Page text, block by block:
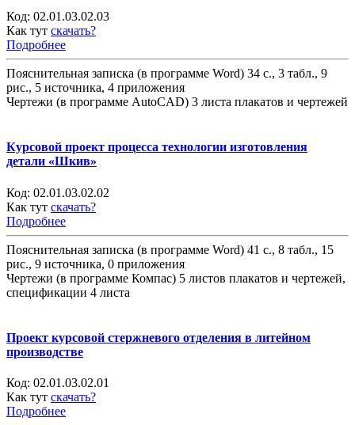
Код: 02.01.03.02.03
Как тут скачать?
Подробнее
Пояснительная записка (в программе Word) 34 с., 3 табл., 9
рис., 5 источника, 4 приложения
Чертежи (в программе AutoCAD) 3 листа плакатов и чертежей
Курсовой проект процесса технологии изготовления
детали «Шкив»
Код: 02.01.03.02.02
Как тут скачать?
Подробнее
Пояснительная записка (в программе Word) 41 с., 8 табл., 15
рис., 9 источника, 0 приложения
Чертежи (в программе Компас) 5 листов плакатов и чертежей,
спецификации 4 листа
Проект курсовой стержневого отделения в литейном
производстве
Код: 02.01.03.02.01
Как тут скачать?
Подробнее